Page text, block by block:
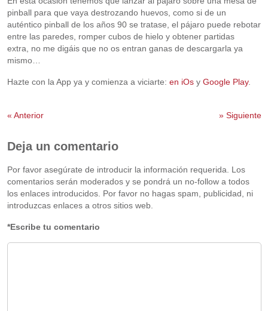
pinball para que vaya destrozando huevos, como si de un
auténtico pinball de los años 90 se tratase, el pájaro puede rebotar
entre las paredes, romper cubos de hielo y obtener partidas
extra, no me digáis que no os entran ganas de descargarla ya
mismo…
Hazte con la App ya y comienza a viciarte: en iOsy Google Play.
« Anterior »Siguiente
Deja un comentario
Por favor asegúrate de introducir la información requerida. Los
comentarios serán moderados y se pondrá un no-follow a todos
los enlaces introducidos. Por favor no hagas spam, publicidad, ni
introduzcas enlaces a otros sitios web.
*Escribe tu comentario